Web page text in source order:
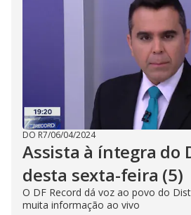
DO R7/06/04/2024
Assista à íntegra do
desta sexta-feira (5)
O DF Record dá voz ao povo do
muita informação ao vivo